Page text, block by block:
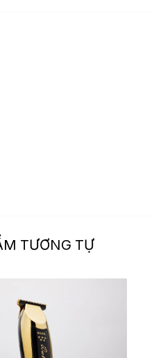
TƯƠNG TỰ